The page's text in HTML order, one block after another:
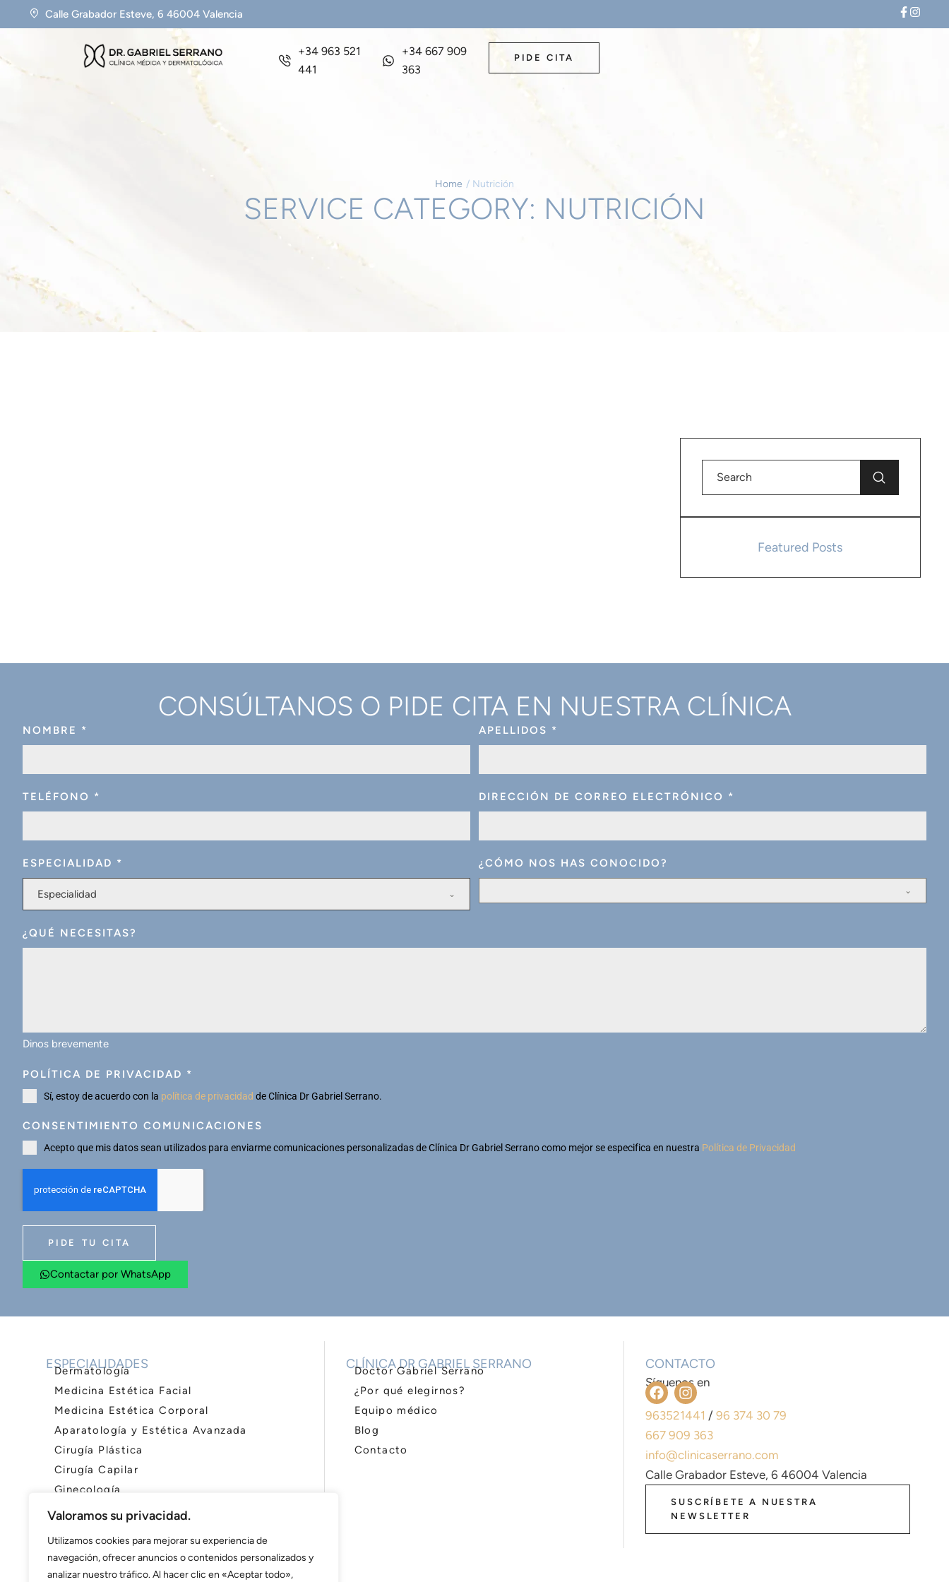
Valoramos su privacidad.
Utilizamos cookies para mejorar su experiencia de
navegación, ofrecer anuncios o contenidos personalizados y
analizar nuestro tráfico. Al hacer clic en «Aceptar todo»,
Calle Grabador Esteve, 6 46004 Valencia
+34 963 521
441
+34 667 909
363
PIDE CITA
Home / Nutrición
SERVICE CATEGORY: NUTRICIÓN
Featured Posts
CONSÚLTANOS O PIDE CITA EN NUESTRA CLÍNICA
NOMBRE * APELLIDOS *
TELÉFONO * DIRECCIÓN DE CORREO ELECTRÓNICO *
ESPECIALIDAD *
Especialidad
¿CÓMO NOS HAS CONOCIDO?
¿QUÉ NECESITAS?
Dinos brevemente
POLÍTICA DE PRIVACIDAD *
Sí, estoy de acuerdo con la política de privacidad de Clínica Dr Gabriel Serrano.
CONSENTIMIENTO COMUNICACIONES
Acepto que mis datos sean utilizados para enviarme comunicaciones personalizadas de Clínica Dr Gabriel Serrano como mejor se especifica en nuestra Política de Privacidad
PIDE TU CITA
Contactar por WhatsApp
ESPECIALIDADES
Dermatología
Medicina Estética Facial
Medicina Estética Corporal
Aparatología y Estética Avanzada
Cirugía Plástica
Cirugía Capilar
Ginecología
CLÍNICA DR GABRIEL SERRANO
Doctor Gabriel Serrano
¿Por qué elegirnos?
Equipo médico
Blog
Contacto
CONTACTO
Síguenos en
963521441 /96 374 30 79
667 909 363
info@clinicaserrano.com
Calle Grabador Esteve, 6 46004 Valencia
SUSCRÍBETE A NUESTRA
NEWSLETTER